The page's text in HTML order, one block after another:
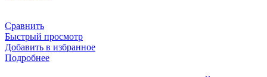
Сравнить
Быстрый просмотр
Добавить в избранное
Подробнее